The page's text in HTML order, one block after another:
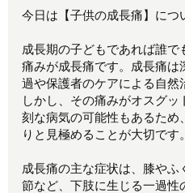
今日は【子供の成長痛】につ
成長期の子どもであれば誰
痛みが成長痛です。成長痛は
過や保護者のケアによる自然
しかし、その痛みがオスグ
刻な病気の可能性もあるた
りと見極めることが大切です。
成長痛の主な症状は、膝や
節など、下肢に生じる一過性